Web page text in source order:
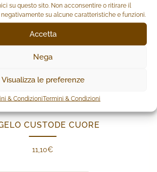
su questo sito. Non acconsentire o ritirare il
su alcune caratteristiche e funzioni.
Accetta
Nega
Visualizza le preferenze
& CondizioniTermini & Condizioni
CUSTODE CUORE
11,10€